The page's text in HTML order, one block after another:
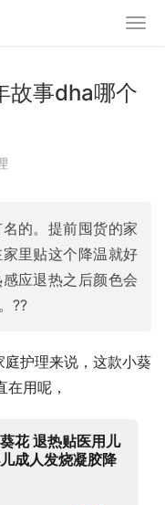
故事dha哪个
的。提前囤货的家
里贴这个降温就好
应退热之后颜色会
??
护理来说，这款小葵
用呢，
花 退热贴医用儿
成人发烧凝胶降